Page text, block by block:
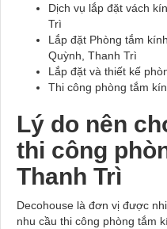
Dịch vụ lắp đặt vách
Trì
Lắp đặt Phòng tắm
Quỳnh, Thanh Trì
Lắp đặt và thiết kế
Thi công phòng tắm
Lý do nên
thi công
Thanh Trì
Decohouse là đơn vị được
nhu cầu thi công phòng tắm